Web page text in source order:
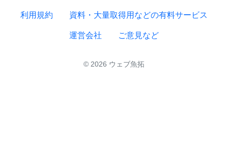
利用規約 資料・大量取得用などの有料サービス
運営会社 ご意見など
© 2026 ウェブ魚拓